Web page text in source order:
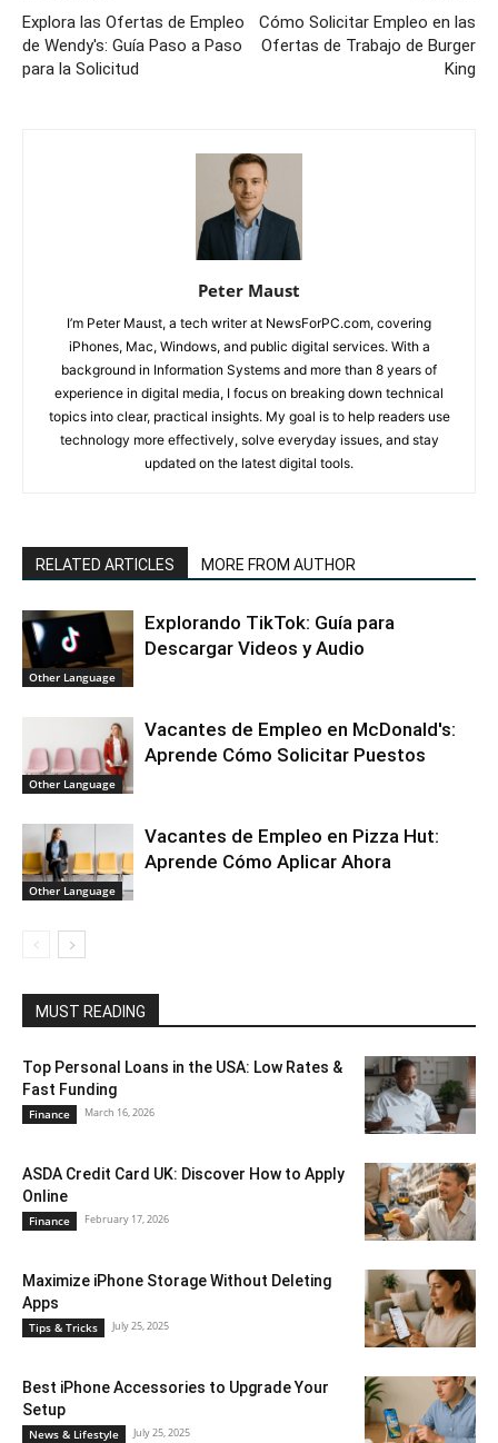
Explora las Ofertas de Empleo
de Wendy's: Guía Paso a Paso
para la Solicitud
Cómo Solicitar Empleo en las
Ofertas de Trabajo de Burger
King
Peter Maust
I’m Peter Maust, a tech writer at NewsForPC.com, covering
iPhones, Mac, Windows, and public digital services. With a
background in Information Systems and more than 8 years of
experience in digital media, I focus on breaking down technical
topics into clear, practical insights. My goal is to help readers use
technology more effectively, solve everyday issues, and stay
updated on the latest digital tools.
RELATED ARTICLES MORE FROM AUTHOR
Other Language
Explorando TikTok: Guía para
Descargar Videos y Audio
Other Language
Vacantes de Empleo en McDonald's:
Aprende Cómo Solicitar Puestos
Other Language
Vacantes de Empleo en Pizza Hut:
Aprende Cómo Aplicar Ahora
MUST READING
Top Personal Loans in the USA: Low Rates &
Fast Funding
Finance March 16, 2026
ASDA Credit Card UK: Discover How to Apply
Online
Finance February 17, 2026
Maximize iPhone Storage Without Deleting
Apps
Tips & Tricks July 25, 2025
Best iPhone Accessories to Upgrade Your
Setup
News & Lifestyle July 25, 2025